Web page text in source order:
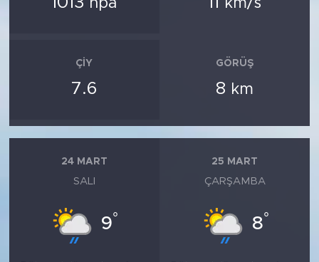
ÇIY
7.6
GÖRÜŞ
8 km
24 MART
SALI
9°
25 MART
ÇARŞAMBA
8°